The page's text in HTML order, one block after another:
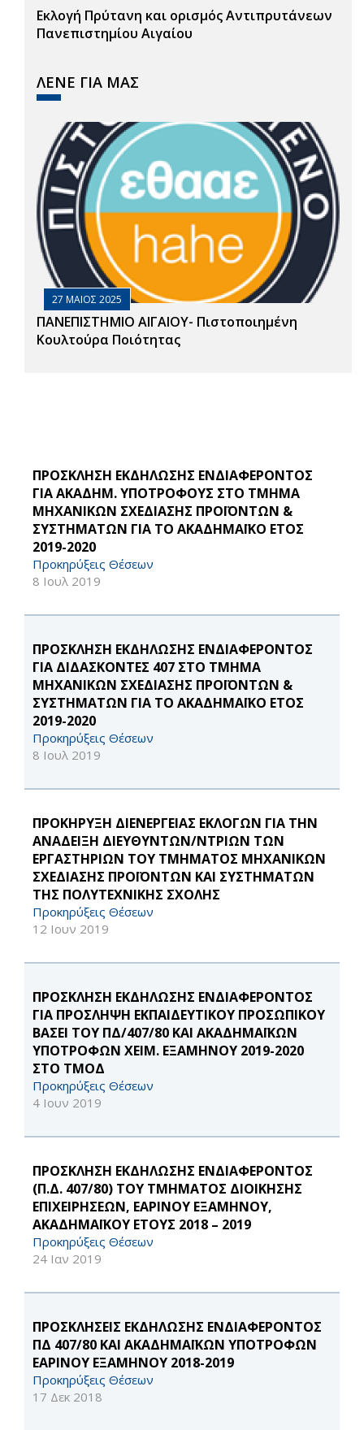
Εκλογή Πρύτανη και ορισμός Αντιπρυτάνεων
Πανεπιστημίου Αιγαίου
ΛΕΝΕ ΓΙΑ ΜΑΣ
27 ΜΑΙΟΣ 2025
ΠΑΝΕΠΙΣΤΗΜΙΟ ΑΙΓΑΙΟΥ- Πιστοποιημένη
Κουλτούρα Ποιότητας
ΠΡΟΣΚΛΗΣΗ ΕΚΔΗΛΩΣΗΣ ΕΝΔΙΑΦΕΡΟΝΤΟΣ
ΓΙΑ ΑΚΑΔΗΜ. ΥΠΟΤΡΟΦΟΥΣ ΣΤΟ ΤΜΗΜΑ
ΜΗΧΑΝΙΚΩΝ ΣΧΕΔΙΑΣΗΣ ΠΡΟΪΟΝΤΩΝ &
ΣΥΣΤΗΜΑΤΩΝ ΓΙΑ ΤΟ ΑΚΑΔΗΜΑΪΚΟ ΕΤΟΣ
2019-2020
Προκηρύξεις Θέσεων
8 Ιουλ 2019
ΠΡΟΣΚΛΗΣΗ ΕΚΔΗΛΩΣΗΣ ΕΝΔΙΑΦΕΡΟΝΤΟΣ
ΓΙΑ ΔΙΔΑΣΚΟΝΤΕΣ 407 ΣΤΟ ΤΜΗΜΑ
ΜΗΧΑΝΙΚΩΝ ΣΧΕΔΙΑΣΗΣ ΠΡΟΪΟΝΤΩΝ &
ΣΥΣΤΗΜΑΤΩΝ ΓΙΑ ΤΟ ΑΚΑΔΗΜΑΪΚΟ ΕΤΟΣ
2019-2020
Προκηρύξεις Θέσεων
8 Ιουλ 2019
ΠΡΟΚΗΡΥΞΗ ΔΙΕΝΕΡΓΕΙΑΣ ΕΚΛΟΓΩΝ ΓΙΑ ΤΗΝ
ΑΝΑΔΕΙΞΗ ΔΙΕΥΘΥΝΤΩΝ/ΝΤΡΙΩΝ ΤΩΝ
ΕΡΓΑΣΤΗΡΙΩΝ ΤΟΥ ΤΜΗΜΑΤΟΣ ΜΗΧΑΝΙΚΩΝ
ΣΧΕΔΙΑΣΗΣ ΠΡΟΪΟΝΤΩΝ ΚΑΙ ΣΥΣΤΗΜΑΤΩΝ
ΤΗΣ ΠΟΛΥΤΕΧΝΙΚΗΣ ΣΧΟΛΗΣ
Προκηρύξεις Θέσεων
12 Ιουν 2019
ΠΡΟΣΚΛΗΣΗ ΕΚΔΗΛΩΣΗΣ ΕΝΔΙΑΦΕΡΟΝΤΟΣ
ΓΙΑ ΠΡΟΣΛΗΨΗ ΕΚΠΑΙΔΕΥΤΙΚΟΥ ΠΡΟΣΩΠΙΚΟΥ
ΒΑΣΕΙ ΤΟΥ ΠΔ/407/80 ΚΑΙ ΑΚΑΔΗΜΑΪΚΩΝ
ΥΠΟΤΡΟΦΩΝ ΧΕΙΜ. ΕΞΑΜΗΝΟΥ 2019-2020
ΣΤΟ ΤΜΟΔ
Προκηρύξεις Θέσεων
4 Ιουν 2019
ΠΡΟΣΚΛΗΣΗ ΕΚΔΗΛΩΣΗΣ ΕΝΔΙΑΦΕΡΟΝΤΟΣ
(Π.Δ. 407/80) ΤΟΥ ΤΜΗΜΑΤΟΣ ΔΙΟΙΚΗΣΗΣ
ΕΠΙΧΕΙΡΗΣΕΩΝ, ΕΑΡΙΝΟΥ ΕΞΑΜΗΝΟΥ,
ΑΚΑΔΗΜΑΪΚΟΥ ΕΤΟΥΣ 2018 – 2019
Προκηρύξεις Θέσεων
24 Ιαν 2019
ΠΡΟΣΚΛΗΣΕΙΣ ΕΚΔΗΛΩΣΗΣ ΕΝΔΙΑΦΕΡΟΝΤΟΣ
ΠΔ 407/80 ΚΑΙ ΑΚΑΔΗΜΑΪΚΩΝ ΥΠΟΤΡΟΦΩΝ
ΕΑΡΙΝΟΥ ΕΞΑΜΗΝΟΥ 2018-2019
Προκηρύξεις Θέσεων
17 Δεκ 2018